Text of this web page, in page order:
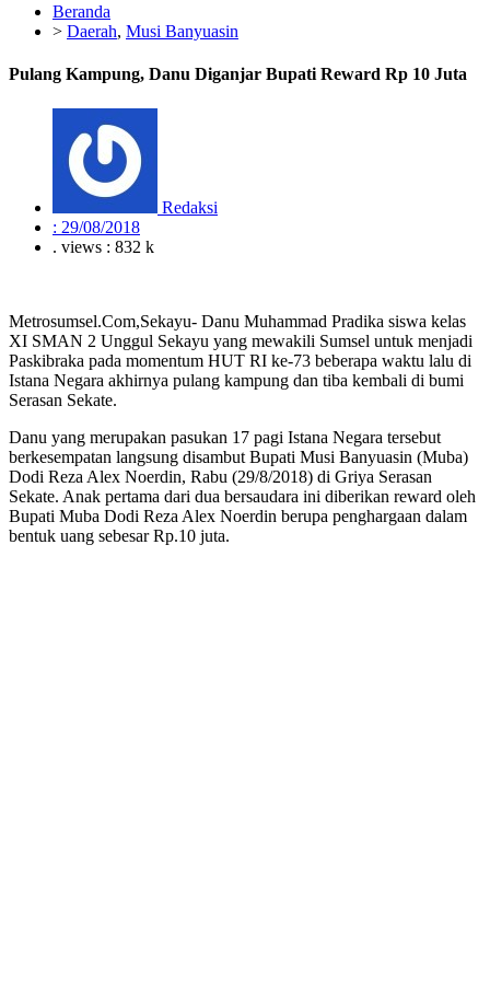
Beranda
> Daerah, Musi Banyuasin
Pulang Kampung, Danu Diganjar Bupati Reward Rp 10 Juta
Redaksi
: 29/08/2018
. views : 832 k
Metrosumsel.Com,Sekayu- Danu Muhammad Pradika siswa kelas
XI SMAN 2 Unggul Sekayu yang mewakili Sumsel untuk menjadi
Paskibraka pada momentum HUT RI ke-73 beberapa waktu lalu di
Istana Negara akhirnya pulang kampung dan tiba kembali di bumi
Serasan Sekate.
Danu yang merupakan pasukan 17 pagi Istana Negara tersebut
berkesempatan langsung disambut Bupati Musi Banyuasin (Muba)
Dodi Reza Alex Noerdin, Rabu (29/8/2018) di Griya Serasan
Sekate. Anak pertama dari dua bersaudara ini diberikan reward oleh
Bupati Muba Dodi Reza Alex Noerdin berupa penghargaan dalam
bentuk uang sebesar Rp.10 juta.